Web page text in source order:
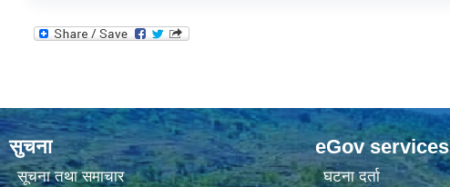
सुचना
सूचना तथा समाचार
eGov services
घटना दर्ता